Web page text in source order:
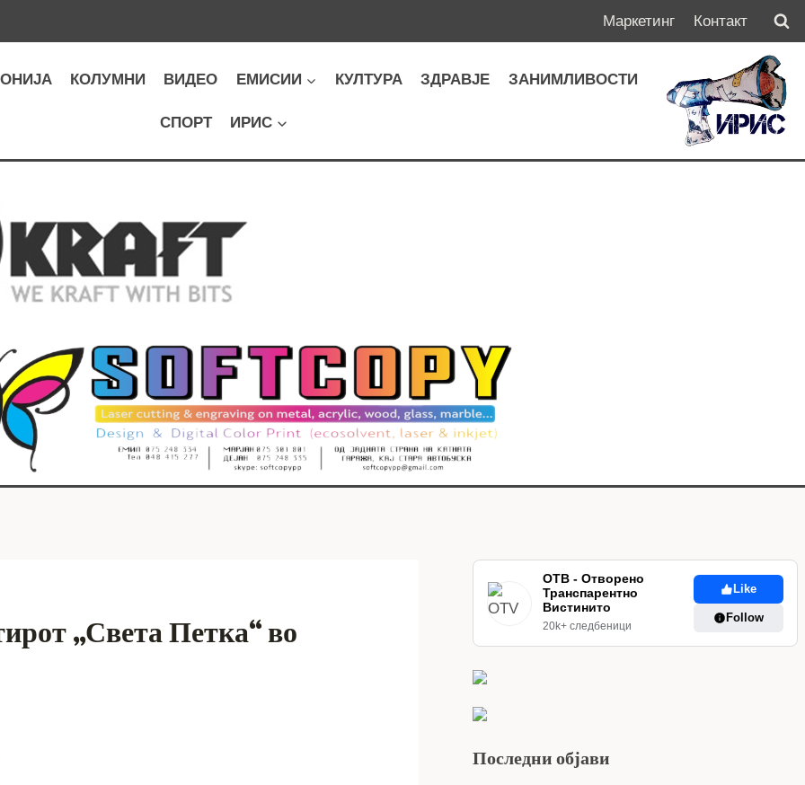
Маркетинг Контакт
КОЛУМНИ ВИДЕО ЕМИСИИ КУЛТУРА ЗДРАВЈЕ ЗАНИМЛИВОСТИ
СПОРТ ИРИС
„Света Петка“ во
ОТВ - Отворено
Транспарентно
Вистинито
20k+ следбеници
Like
Follow
Последни објави